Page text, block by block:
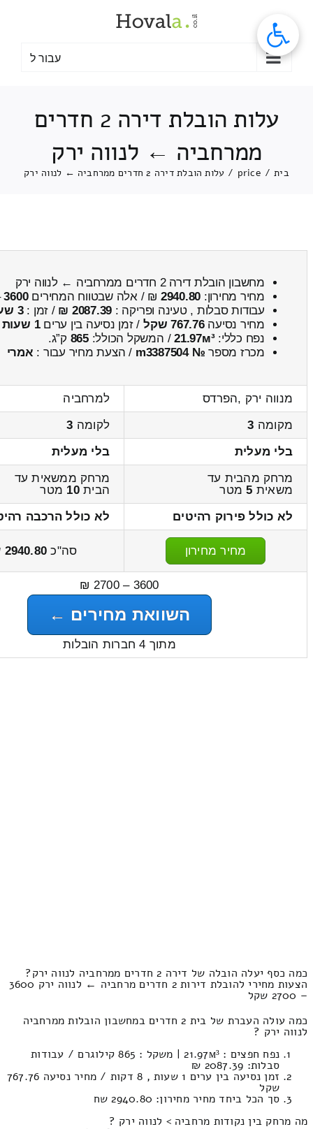
עבור ל
עלות הובלת דירה 2 חדרים
ממרחביה ← לנווה ירק
בית /
price
/ עלות הובלת דירה 2 חדרים ממרחביה ← לנווה ירק
מחשבון הובלת דירה 2 חדרים ממרחביה ← לנווה ירק
מחיר מחירון: 2940.80 ₪ / אלה שבטווח המחירים3600
עבודות סבלות , טעינה ופריקה : 2087.39 ₪ / זמן :3 שעות 9 דקות
מחיר נסיעה767.76 שקל / זמן נסיעה בין ערים1 שעות , 8 דקות
נפח כללי:21.97м³/ המשקל הכולל:865 ק”ג.
מכרז מספר № m3387504 / הצעת מחיר עבור : אמרי
מנווה ירק ,הפרדס
למרחביה
מקומה 3 לקומה 3
בלי מעלית
בלי מעלית
מרחק מהבית עד
משאית 5מטר
מרחק ממשאית עד
הבית10 מטר
לא כולל פירוק רהיטים
לא כולל הרכבה
מחיר מחירון סה"כ 2940.80
3600 – 2700 ₪
השוואת מחירים ←
מתוך 4 חברות הובלות
כמה כסף יעלה הובלה של דירה 2 חדרים ממרחביה לנווה ירק?
הצעות מחירי להובלת דירות 2 חדרים מרחביה ← לנווה ירק 3600
– 2700 שקל
כמה עולה העברת של בית 2 חדרים במחשבון הובלות ממרחביה
לנווה ירק ?
נפח חפצים : 21.97м³ | משקל : 865 קילוגרם / עבודות
סבלות: 2087.39 ₪
זמן נסיעה בין ערים 1 שעות , 8 דקות / מחיר נסיעה 767.76
שקל
סך הכל ביחד מחיר מחירון: 2940.80 שח
מה מרחק בין נקודות מרחביה > לנווה ירק ?